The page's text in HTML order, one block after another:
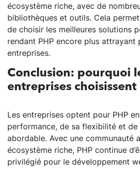
écosystème riche, avec de
bibliothèques et outils. Cela
de choisir les meilleures solutions
rendant PHP encore plus attrayant
entreprises.
Conclusion: pourquoi
entreprises choisissent
Les entreprises optent pour PHP
performance, de sa flexibilité et de
abordable. Avec une communauté
écosystème riche, PHP continue
privilégié pour le développement